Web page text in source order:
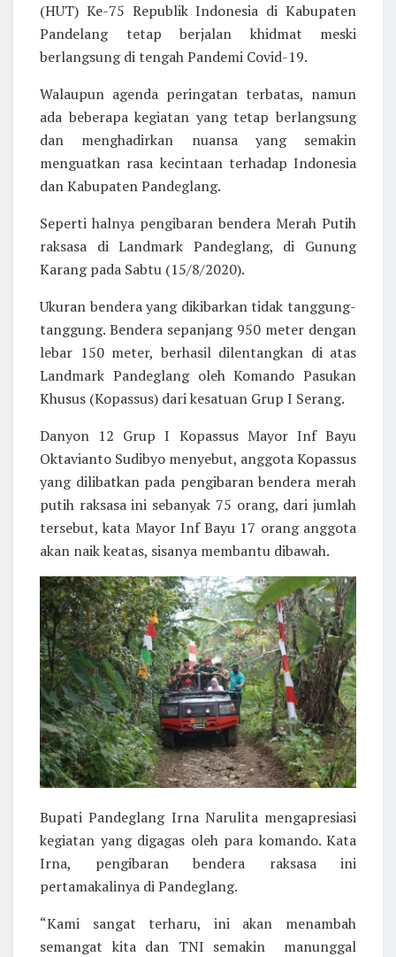
(HUT) Ke-75 Republik Indonesia di Kabupaten
Pandelang tetap berjalan khidmat meski
berlangsung di tengah Pandemi Covid-19.
Walaupun agenda peringatan terbatas, namun
ada beberapa kegiatan yang tetap berlangsung
dan menghadirkan nuansa yang semakin
menguatkan rasa kecintaan terhadap Indonesia
dan Kabupaten Pandeglang.
Seperti halnya pengibaran bendera Merah Putih
raksasa di Landmark Pandeglang, di Gunung
Karang pada Sabtu (15/8/2020).
Ukuran bendera yang dikibarkan tidak tanggung-
tanggung. Bendera sepanjang 950 meter dengan
lebar 150 meter, berhasil dilentangkan di atas
Landmark Pandeglang oleh Komando Pasukan
Khusus (Kopassus) dari kesatuan Grup I Serang.
Danyon 12 Grup I Kopassus Mayor Inf Bayu
Oktavianto Sudibyo menyebut, anggota Kopassus
yang dilibatkan pada pengibaran bendera merah
putih raksasa ini sebanyak 75 orang, dari jumlah
tersebut, kata Mayor Inf Bayu 17 orang anggota
akan naik keatas, sisanya membantu dibawah.
Bupati Pandeglang Irna Narulita mengapresiasi
kegiatan yang digagas oleh para komando. Kata
Irna, pengibaran bendera raksasa ini
pertamakalinya di Pandeglang.
“Kami sangat terharu, ini akan menambah
semangat kita dan TNI semakin manunggal